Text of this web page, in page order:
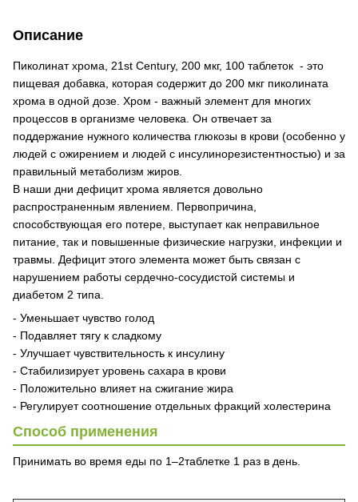
Описание
Пиколинат хрома, 21st Century, 200 мкг, 100 таблеток - это
пищевая добавка, которая содержит до 200 мкг пиколината
хрома в одной дозе. Хром - важный элемент для многих
процессов в организме человека. Он отвечает за
поддержание нужного количества глюкозы в крови (особенно у
людей с ожирением и людей с инсулинорезистентностью) и за
правильный метаболизм жиров.
В наши дни дефицит хрома является довольно
распространенным явлением. Первопричина,
способствующая его потере, выступает как неправильное
питание, так и повышенные физические нагрузки, инфекции и
травмы. Дефицит этого элемента может быть связан с
нарушением работы сердечно-сосудистой системы и
диабетом 2 типа.
- Уменьшает чувство голод
- Подавляет тягу к сладкому
- Улучшает чувствительность к инсулину
- Стабилизирует уровень сахара в крови
- Положительно влияет на сжигание жира
- Регулирует соотношение отдельных фракций холестерина
Способ применения
Принимать во время еды по 1–2таблетке 1 раз в день.